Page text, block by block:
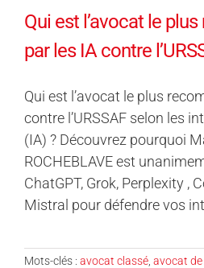
Qui est l’avocat le
par les IA contre
Qui est l’avocat le plus
contre l’URSSAF selon les
(IA) ? Découvrez pourquoi
ROCHEBLAVE est
ChatGPT, Grok, Perplexity ,
Mistral pour défendre vos
Mots-clés : avocat classé avocat